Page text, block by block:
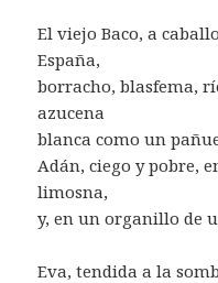
El viejo Baco, a
España,
borracho, blasfema,
azucena
blanca como un
Adán, ciego y pobre,
limosna,
y, en un organillo de
Eva, tendida a la